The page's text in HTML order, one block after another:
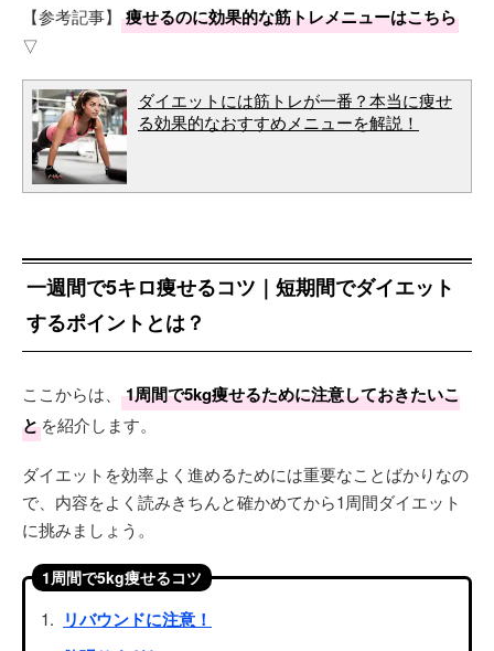
【参考記事】 痩せるのに効果的な筋トレメニューはこちら
▽
ダイエットには筋トレが一番？本当に痩せ
る効果的なおすすめメニューを解説！
一週間で5キロ痩せるコツ｜短期間でダイエット
するポイントとは？
ここからは、
1周間で5kg痩せるために注意しておきたいこ
とを紹介します。
ダイエットを効率よく進めるためには重要なことばかりなの
で、内容をよく読みきちんと確かめてから1周間ダイエット
に挑みましょう。
1周間で5kg痩せるコツ
リバウンドに注意！